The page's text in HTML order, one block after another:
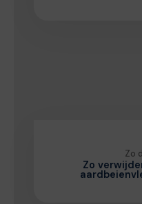
Zo
Zo